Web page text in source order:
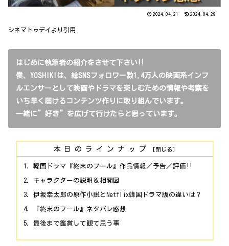
2024.04.21 2024.04.29
シネマトゥデイより引用
はじめに執筆者の紹介をさせて下さい‼
僕、YOSHIKIは、総SNSフォロワー数1.4万人の映画系インフ
ルエンサーとして映画やドラマを楽しむための情報や考察を
いち早く届けるコンテンツ作りに取り組んでいます。
一緒に”好き”を広げて行けたらと思っています。
本日のラインナップ
韓国ドラマ『終末のフール』作品情報／予告／評価‼
キャラクターの説明＆相関図
伊坂幸太郎の原作小説とNetflix韓国ドラマ版の違いは？
『終末のフール』ネタバレ感想
最後まで鑑賞して観て思う事